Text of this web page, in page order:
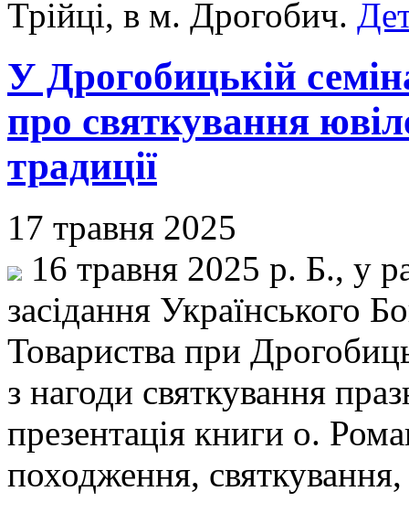
Трійці, в м. Дрогобич.
У Дрогобицькій
про святкування
традиції
17 травня 2025
16 травня 2025 р. Б., у
засідання Українського
Товариства при
з нагоди святкування
презентація книги о.
походження,